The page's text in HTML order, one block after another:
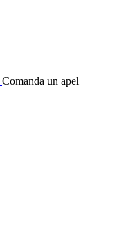
Comanda un apel